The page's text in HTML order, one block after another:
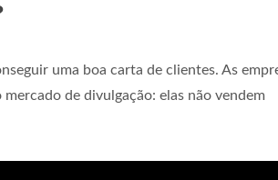
uma boa carta de clientes. As
de divulgação: elas não vendem